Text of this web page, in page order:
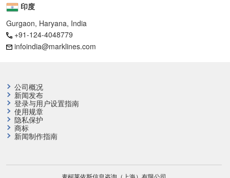
印度
Gurgaon, Haryana, India
+91-124-4048779
infoindia@marklines.com
公司概况
新闻发布
登录与用户设置指南
使用规章
隐私保护
商标
新闻制作指南